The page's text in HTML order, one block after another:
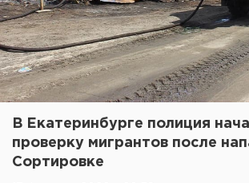
В Екатеринбурге полиция
проверку мигрантов после
Сортировке